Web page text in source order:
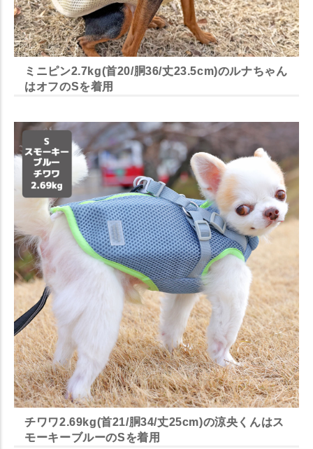
ミニピン2.7kg(首20/胴36/丈23.5cm)のルナちゃん
はオフのSを着用
チワワ2.69kg(首21/胴34/丈25cm)の涼央くんはス
モーキーブルーのSを着用